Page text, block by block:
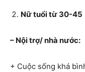
Nữ tuổi từ 30-45
– Nội trợ/ nhà nước:
+ Cuộc sống khá